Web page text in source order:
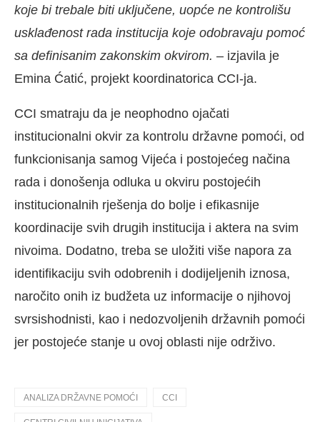
koje bi trebale biti uključene, uopće ne kontrolišu
usklađenost rada institucija koje odobravaju pomoć
sa definisanim zakonskim okvirom. – izjavila je
Emina Ćatić, projekt koordinatorica CCI-ja.
CCI smatraju da je neophodno ojačati
institucionalni okvir za kontrolu državne pomoći, od
funkcionisanja samog Vijeća i postojećeg načina
rada i donošenja odluka u okviru postojećih
institucionalnih rješenja do bolje i efikasnije
koordinacije svih drugih institucija i aktera na svim
nivoima. Dodatno, treba se uložiti više napora za
identifikaciju svih odobrenih i dodijeljenih iznosa,
naročito onih iz budžeta uz informacije o njihovoj
svrsishodnisti, kao i nedozvoljenih državnih pomoći
jer postojeće stanje u ovoj oblasti nije održivo.
ANALIZA DRŽAVNE POMOĆI CCI